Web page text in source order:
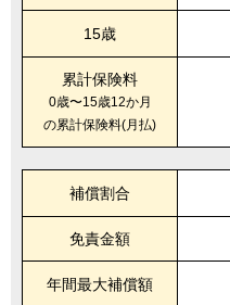
15歳
累計保険料
0歳〜15歳12か月
の累計保険料(月払)
補償割合
免責金額
年間最大補償額